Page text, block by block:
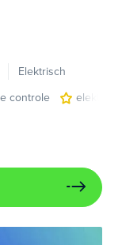
Elektrisch
controle